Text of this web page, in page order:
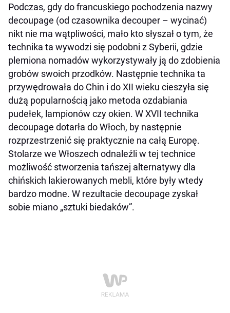
Podczas, gdy do francuskiego pochodzenia nazwy
decoupage (od czasownika decouper – wycinać)
nikt nie ma wątpliwości, mało kto słyszał o tym, że
technika ta wywodzi się podobni z Syberii, gdzie
plemiona nomadów wykorzystywały ją do zdobienia
grobów swoich przodków. Następnie technika ta
przywędrowała do Chin i do XII wieku cieszyła się
dużą popularnością jako metoda ozdabiania
pudełek, lampionów czy okien. W XVII technika
decoupage dotarła do Włoch, by następnie
rozprzestrzenić się praktycznie na całą Europę.
Stolarze we Włoszech odnaleźli w tej technice
możliwość stworzenia tańszej alternatywy dla
chińskich lakierowanych mebli, które były wtedy
bardzo modne. W rezultacie decoupage zyskał
sobie miano „sztuki biedaków”.